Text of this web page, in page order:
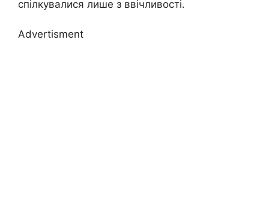
спілкувалися лише з ввічливості.
Advertisment